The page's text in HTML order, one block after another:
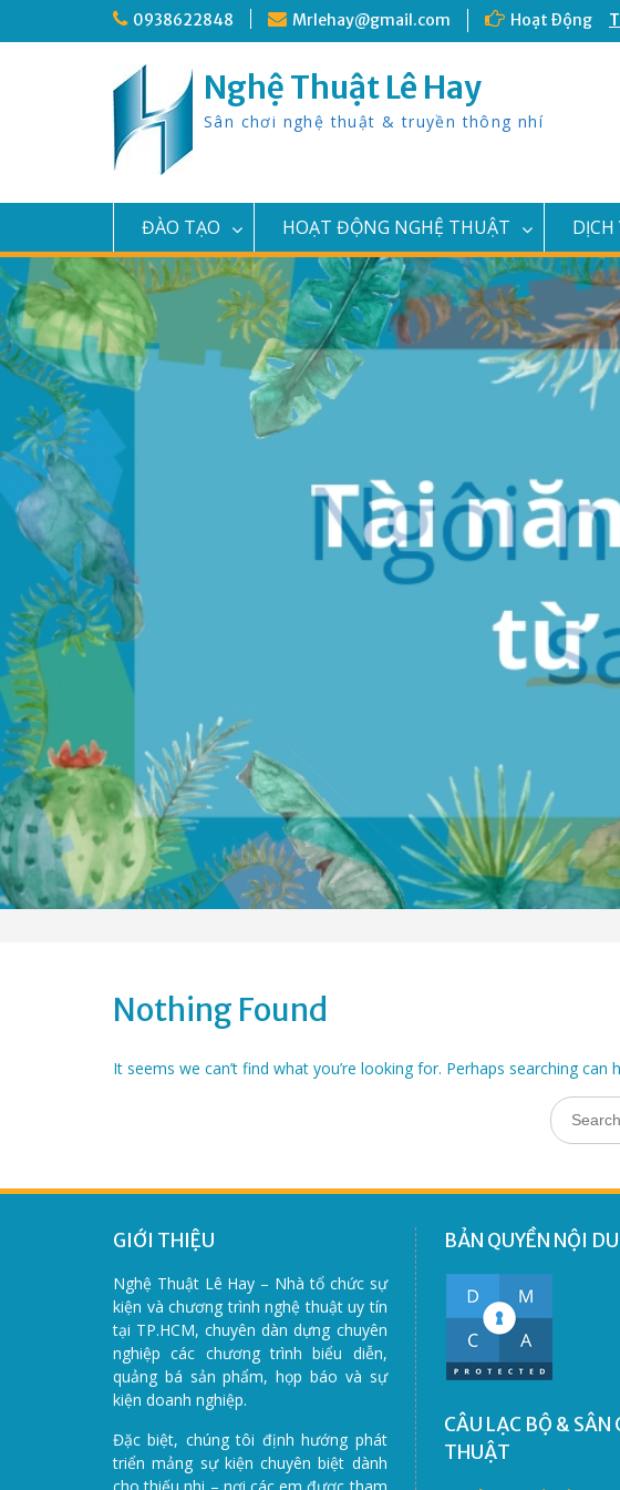
0938622848 Mrlehay@gmail.com Hoạt Động
Nghệ Thuật Lê Hay
Sân chơi nghệ thuật & truyền thông nhí
ĐÀO TẠO HOẠT ĐỘNG NGHỆ THUẬT DỊCH
Nothing Found
It seems we can’t find what you’re looking for. Perhaps searching can
Search
for:
GIỚI THIỆU
Nghệ Thuật Lê Hay – Nhà tổ chức sự
kiện và chương trình nghệ thuật uy tín
tại TP.HCM, chuyên dàn dựng chuyên
nghiệp các chương trình biểu diễn,
quảng bá sản phẩm, họp báo và sự
kiện doanh nghiệp.
Đặc biệt, chúng tôi định hướng phát
triển mảng sự kiện chuyên biệt dành
BẢN QUYỀN NỘI
CÂU LẠC BỘ & SÂN
THUẬT